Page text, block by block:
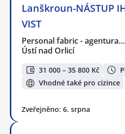
Lanškroun-NÁSTUP
VIST
Personal fabric - agentura…
Ústí nad Orlicí
31 000 – 35 800 Kč
Vhodné také pro cizince
Zveřejněno: 6. srpna